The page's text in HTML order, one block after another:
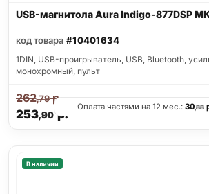
USB-магнитола Aura Indigo-877DSP
код товара #10401634
1DIN, USB-проигрыватель, USB, Bluetooth,
монохромный, пульт
253,90р.
262,79р.
Оплата частями на 12 мес.:30,88
В наличии